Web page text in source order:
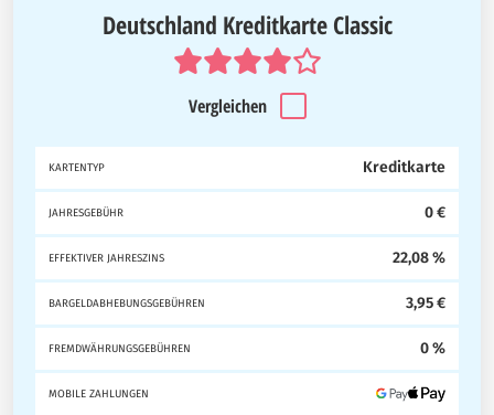
Deutschland Kreditkarte Classic
Vergleichen
KARTENTYP Kreditkarte
JAHRESGEBÜHR 0 €
EFFEKTIVER JAHRESZINS 22,08 %
BARGELDABHEBUNGSGEBÜHREN 3,95 €
FREMDWÄHRUNGSGEBÜHREN 0 %
MOBILE ZAHLUNGEN